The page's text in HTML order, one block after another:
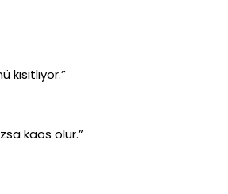
kaos olur.”